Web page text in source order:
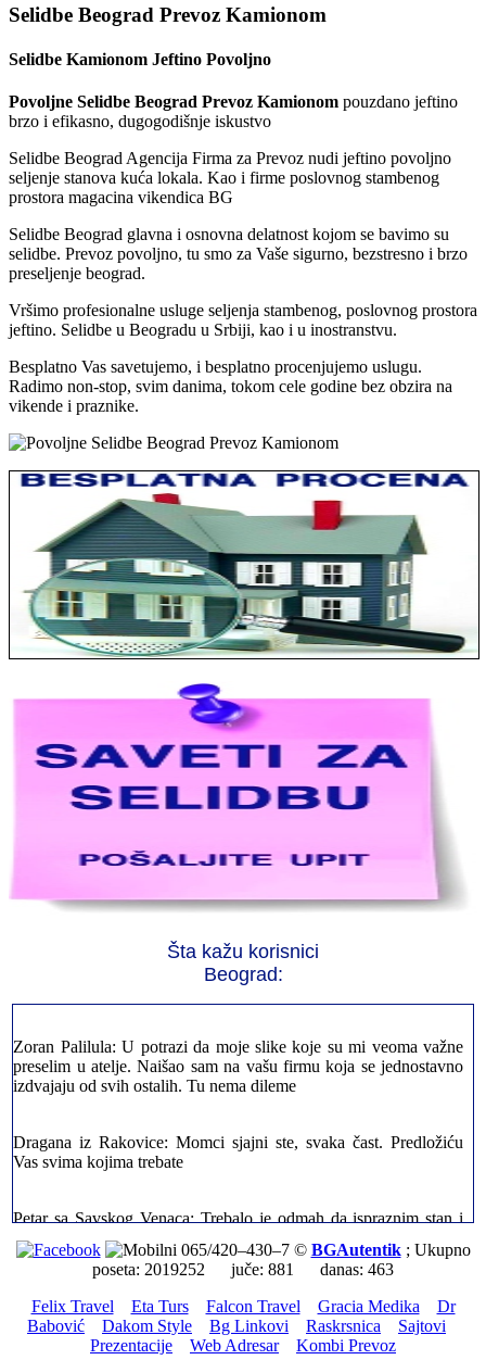
Selidbe Beograd Prevoz Kamionom
Selidbe Kamionom Jeftino Povoljno
Povoljne Selidbe Beograd Prevoz Kamionom pouzdano jeftino
brzo i efikasno, dugogodišnje iskustvo
Selidbe Beograd Agencija Firma za Prevoz nudi jeftino povoljno
seljenje stanova kuća lokala. Kao i firme poslovnog stambenog
prostora magacina vikendica BG
Selidbe Beograd glavna i osnovna delatnost kojom se bavimo su
selidbe. Prevoz povoljno, tu smo za Vaše sigurno, bezstresno i brzo
preseljenje beograd.
Vršimo profesionalne usluge seljenja stambenog, poslovnog prostora
jeftino. Selidbe u Beogradu u Srbiji, kao i u inostranstvu.
Besplatno Vas savetujemo, i besplatno procenjujemo uslugu.
Radimo non-stop, svim danima, tokom cele godine bez obzira na
vikende i praznike.
Šta kažu korisnici
Beograd:
Jelena sa Čukarice: Mogu da pohvalim sve radnike u firmi jer su
Milica iz Novog Beograda: Zahvaljujuću vašoj firmi. Istog dana
sam preselila sve stvari u moj novi stan. Hvala Vam puno
preselim u atelje. Naišao sam na vašu firmu koja se jednostavno
izdvajaju od svih ostalih. Tu nema dileme
Vas svima kojima trebate
prebacim stvari u drugi. Pozvao sam vašu firmu. Ja ljudi ne znam
profesionalnost u našoj zemlji i naravno usluga. Sve pohvale od
mene
065/420–430–7 © BGAutentik; Ukupno
poseta: 2019252 juče: 881 danas: 463
Felix Travel
Eta Turs Falcon Travel Gracia Medika
Dr
Babović
Dakom Style Bg Linkovi Raskrsnica
Sajtovi
Prezentacije
Web Adresar Kombi Prevoz